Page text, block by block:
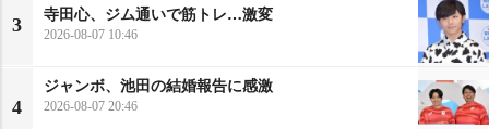
3
寺田心、ジム通いで筋トレ…激変
2026-08-07 10:46
4
ジャンボ、池田の結婚報告に感激
2026-08-07 20:46